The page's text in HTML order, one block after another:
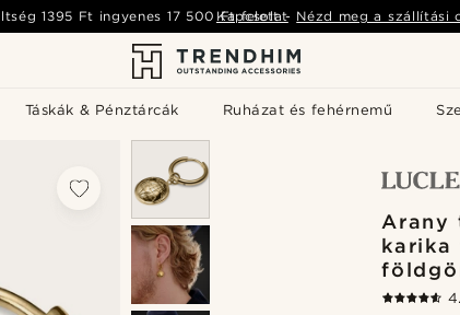
Táskák & Pénztárcák Ruházat és fehérnemű
1395 Ft ingyenes 17 500 Ft felett- Nézd meg a szállítási
Kapcsolat
Arany
karika